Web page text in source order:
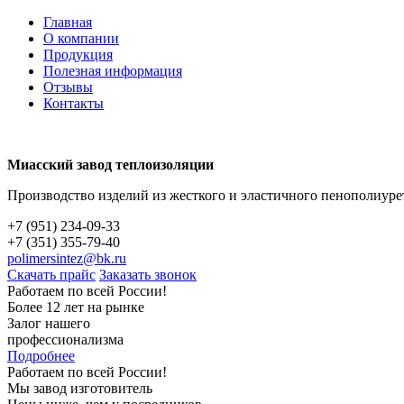
Главная
О компании
Продукция
Полезная информация
Отзывы
Контакты
Миасский завод теплоизоляции
Производство изделий из жесткого и эластичного
+7 (951) 234-09-33
+7 (351) 355-79-40
polimersintez@bk.ru
Скачать прайс Заказать звонок
Работаем по всей России!
Более 12 лет на рынке
Залог нашего
профессионализма
Подробнее
Работаем по всей России!
Мы завод изготовитель